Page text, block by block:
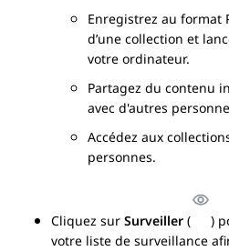
Enregistrez au format
d’une collection et
votre ordinateur.
Partagez du contenu
avec d'autres
Accédez aux
personnes.
Cliquez sur Surveiller (
)
votre liste de surveillance